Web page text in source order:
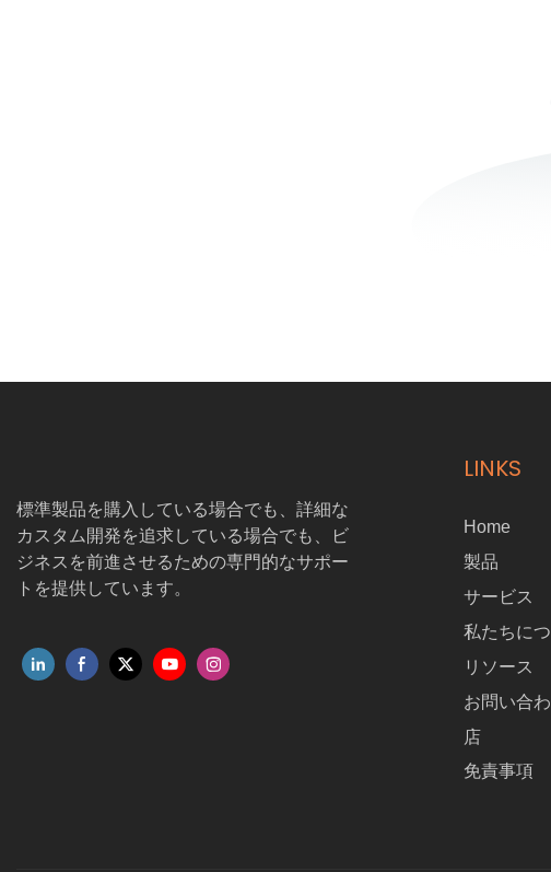
標準製品を購入している場合でも、詳細な
カスタム開発を追求している場合でも、ビ
ジネスを前進させるための専門的なサポー
トを提供しています。
LINKS
Home
製品
サービス
私たちに
リソース
お問い合
店
免責事項